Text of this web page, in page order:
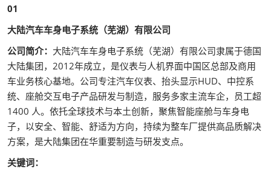
01
大陆汽车车身电子系统（芜湖）有限公司
公司简介： 大陆汽车车身电子系统（芜湖）有限公司隶属于德国
大陆集团，2012年成立，是仪表与人机界面中国区总部及商用
车业务核心基地。公司专注汽车仪表、抬头显示HUD、中控系
统、座舱交互电子产品研发与制造，服务多家主流车企，员工超
1400 人。依托全球技术与本土创新，聚焦智能座舱与车身电
子，以安全、智能、舒适为方向，持续为整车厂提供高品质解决
方案，是大陆集团在华重要制造与研发支点。
关键词：